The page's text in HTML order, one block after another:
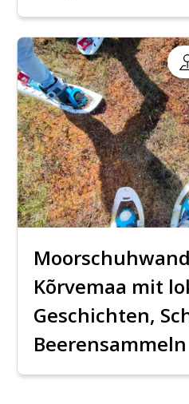
Kõrvemaa mit
Geschichten,
Beerensammeln